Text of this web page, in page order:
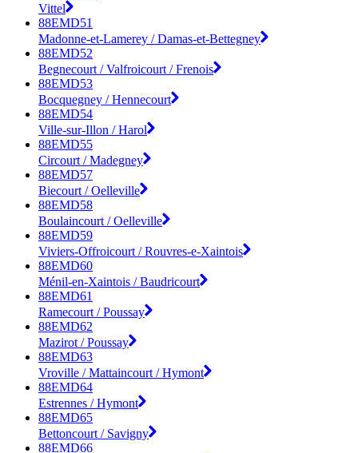
Vittel
88EMD51
Madonne-et-Lamerey / Damas-et-Bettegney
88EMD52
Begnecourt / Valfroicourt / Frenois
88EMD53
Bocquegney / Hennecourt
88EMD54
Ville-sur-Illon / Harol
88EMD55
Circourt / Madegney
88EMD57
Biecourt / Oelleville
88EMD58
Boulaincourt / Oelleville
88EMD59
Viviers-Offroicourt / Rouvres-e-Xaintois
88EMD60
Ménil-en-Xaintois / Baudricourt
88EMD61
Ramecourt / Poussay
88EMD62
Mazirot / Poussay
88EMD63
Vroville / Mattaincourt / Hymont
88EMD64
Estrennes / Hymont
88EMD65
Bettoncourt / Savigny
88EMD66